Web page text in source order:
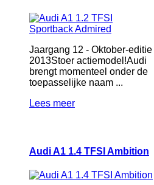
Jaargang 12 - Oktober-editie
2013Stoer actiemodel!Audi
brengt momenteel onder de
toepasselijke naam ...
Lees meer
Audi A1 1.4 TFSI Ambition